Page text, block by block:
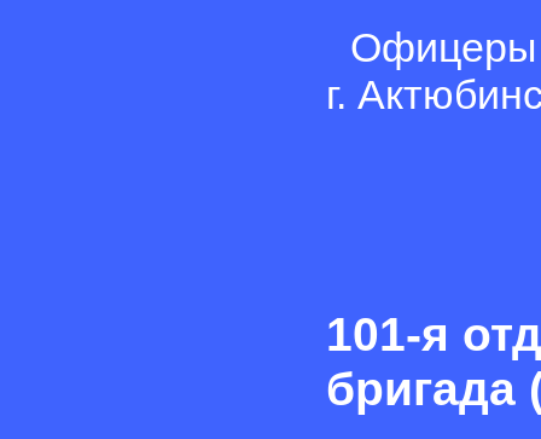
Офицеры
г.
101-я
бригада